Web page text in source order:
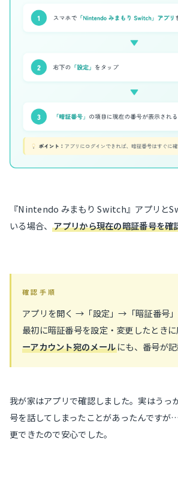
『Nintendo みまもり Switch』アプリと
いる場合、アプリから現在の暗証番号を確
確認手順
アプリを開く →「設定」→「暗証番号」
最初に暗証番号を設定・変更したとき
ーアカウント宛のメールにも、番号が記
我が家はアプリで確認しました。実はうっ
号を話してしまったことがあったんです
更できたので安心でした。